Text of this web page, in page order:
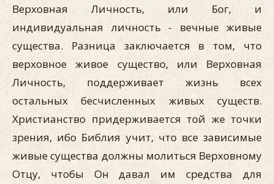
Верховная Личность, или Бог, и
индивидуальная личность - вечные живые
существа. Разница заключается в том, что
верховное живое существо, или Верховная
Личность, поддерживает жизнь всех
остальных бесчисленных живых существ.
Христианство придерживается той же точки
зрения, ибо Библия учит, что все зависимые
живые существа должны молиться Верховному
Отцу, чтобы Он давал им средства для